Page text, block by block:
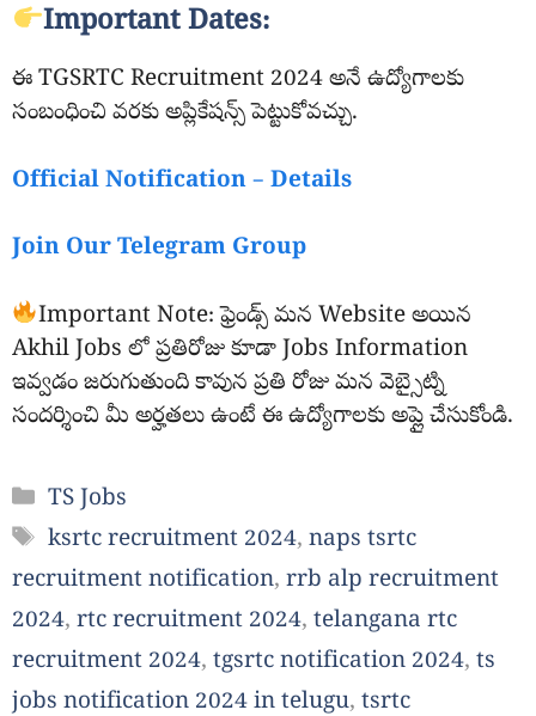
Important Dates:
ఈ TGSRTC Recruitment 2024 అనే ఉద్యోగాలకు
సంబంధించి వరకు అప్లికేషన్స్ పెట్టుకోవచ్చు.
Official Notification – Details
Join Our Telegram Group
Important Note: ఫ్రెండ్స్ మన Website అయిన
Akhil Jobs లో ప్రతిరోజు కూడా Jobs Information
ఇవ్వడం జరుగుతుంది కావున ప్రతి రోజు మన వెబ్సైట్ని
సందర్శించి మీ అర్హతలు ఉంటే ఈ ఉద్యోగాలకు అప్లై చేసుకోండి.
Categories
TS Jobs
Tags
ksrtc recruitment 2024,naps tsrtc
recruitment notification, rrb alp recruitment
2024, rtc recruitment 2024, telangana rtc
recruitment 2024, tgsrtc notification 2024, ts
jobs notification 2024 in telugu, tsrtc